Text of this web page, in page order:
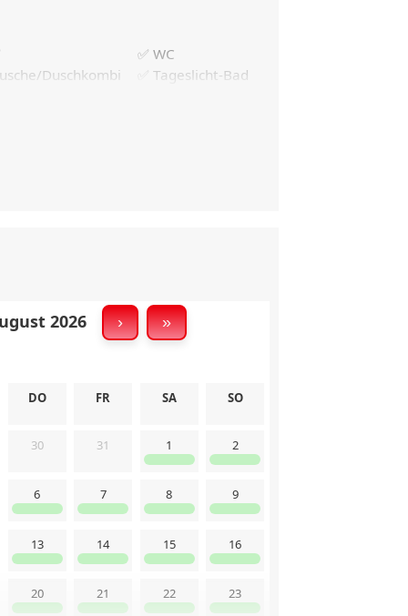
Duschkombi
✅ WC
✅ Tageslicht-Bad
Schuhschrank
Reinigungsmittel
2026 › »
DO FR SA SO
30 31 1 2
6 7 8 9
13 14 15 16
20 21 22 23